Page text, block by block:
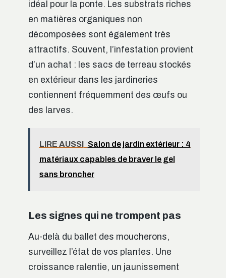
idéal pour la ponte. Les substrats riches
en matières organiques non
décomposées sont également très
attractifs. Souvent, l’infestation provient
d’un achat : les sacs de terreau stockés
en extérieur dans les jardineries
contiennent fréquemment des œufs ou
des larves.
LIRE AUSSI
Salon de jardin extérieur : 4
matériaux capables de braver le gel
sans broncher
Les signes qui ne trompent pas
Au-delà du ballet des moucherons,
surveillez l’état de vos plantes. Une
croissance ralentie, un jaunissement